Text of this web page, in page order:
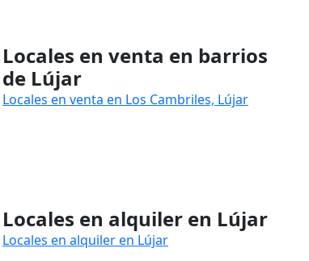
Locales en venta en barrios
de Lújar
Locales en venta en Los Cambriles, Lújar
Locales en alquiler en Lújar
Locales en alquiler en Lújar